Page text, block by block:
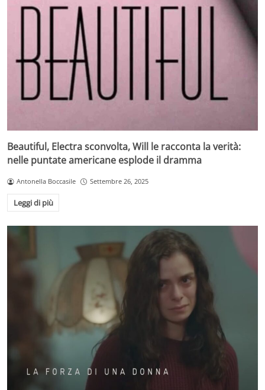
Beautiful, Electra sconvolta, Will le racconta la verità:
nelle puntate americane esplode il dramma
Antonella Boccasile Settembre 26, 2025
Leggi di più